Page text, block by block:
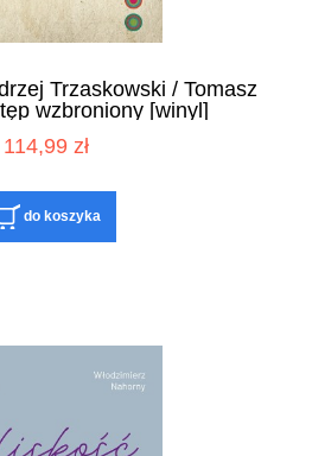
Trzaskowski / Tomasz
wzbroniony [winyl]
114,99 zł
do koszyka